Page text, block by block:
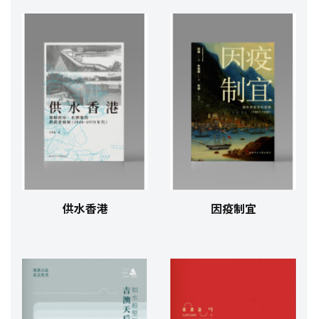
供水香港 因疫制宜